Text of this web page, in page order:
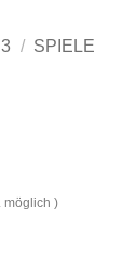
/ SPIELE
möglich )